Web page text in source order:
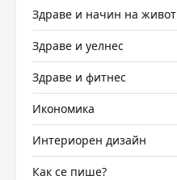
Здраве и начин на живот
Здраве и уелнес
Здраве и фитнес
Икономика
Интериорен дизайн
Как се пише?